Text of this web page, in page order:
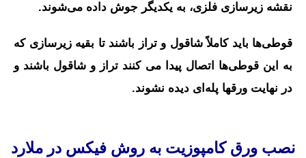
نقشه زیرسازی فلزی، به یکدیگر جوش داده می‌شوند.
قوطی‌ها باید کاملاً شاقول و تراز باشند تا بقیه زیرسازی که
به این قوطی‌ها اتصال پیدا می کنند تراز و شاقول باشند و
در نهایت ورقها پله‌ای دیده نشوند.
نصب ورق کامپوزیت به روش فیکس در ملارد